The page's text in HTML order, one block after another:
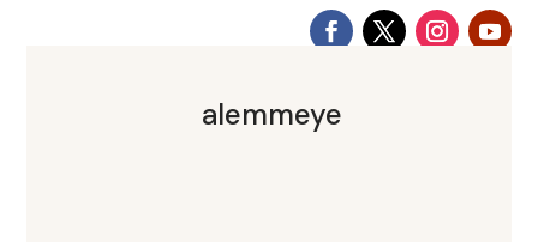
alemmeye